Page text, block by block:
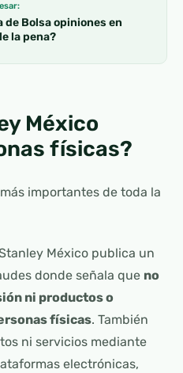
de Bolsa opiniones en
la pena?
México
físicas?
importantes de toda la
México publica un
donde señala que no
ni productos o
físicas. También
ni servicios mediante
electrónicas,